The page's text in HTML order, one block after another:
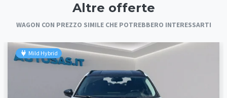
Altre offerte
WAGON CON PREZZO SIMILE CHE POTREBBERO INTERESSARTI
Mild Hybrid